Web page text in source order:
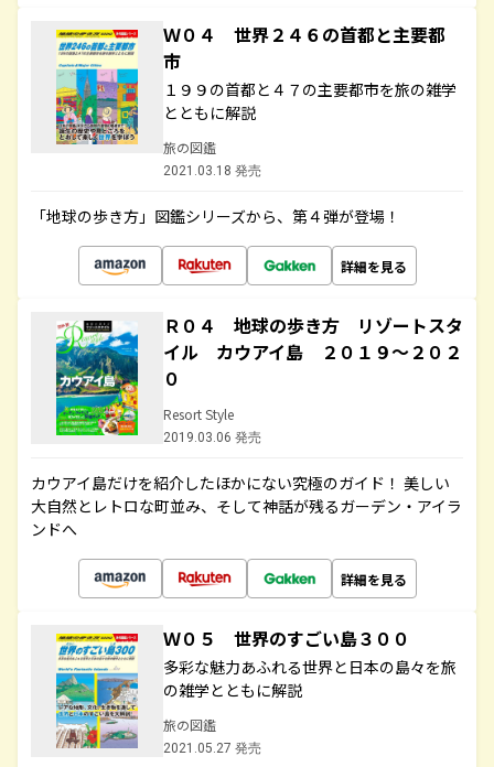
Ｗ０４ 世界２４６の首都と主要都
市
１９９の首都と４７の主要都市を旅の雑学
とともに解説
旅の図鑑
2021.03.18 発売
「地球の歩き方」図鑑シリーズから、第４弾が登場！
詳細を見る
Ｒ０４ 地球の歩き方 リゾートスタ
イル カウアイ島 ２０１９～２０２
０
Resort Style
2019.03.06 発売
カウアイ島だけを紹介したほかにない究極のガイド！ 美しい
大自然とレトロな町並み、そして神話が残るガーデン・アイラ
ンドへ
詳細を見る
Ｗ０５ 世界のすごい島３００
多彩な魅力あふれる世界と日本の島々を旅
の雑学とともに解説
旅の図鑑
2021.05.27 発売